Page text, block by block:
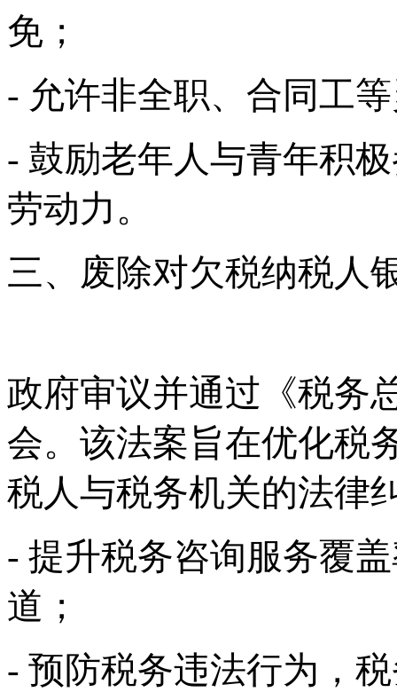
免；
- 允许非全职、合同工
- 鼓励老年人与青年积
劳动力。
三、废除对欠税纳税人
政府审议并通过《税务
会。该法案旨在优化税
税人与税务机关的法律
- 提升税务咨询服务覆
道；
- 预防税务违法行为，